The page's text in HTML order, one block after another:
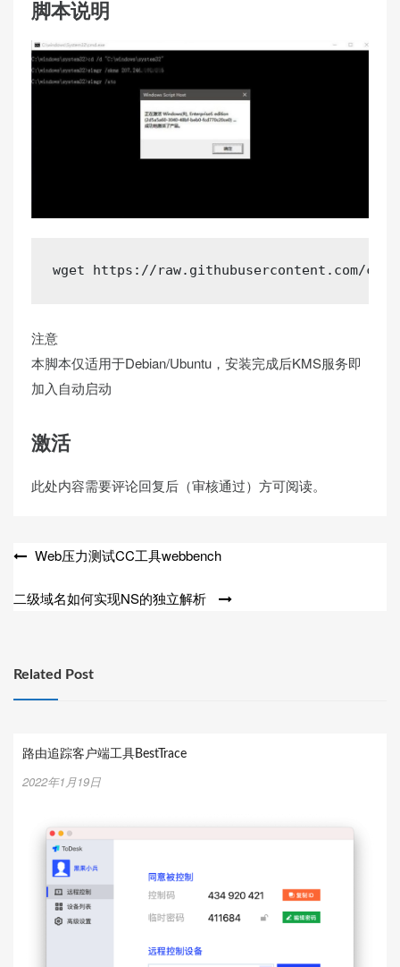
脚本说明
wget https://raw.githubusercontent.com/
注意
本脚本仅适用于Debian/Ubuntu，安装完成后KMS服务即
加入自动启动
激活
此处内容需要评论回复后（审核通过）方可阅读。
文
导
Web压力测试CC工具webbench
二级域名如何实现NS的独立解析
Related Post
路由追踪客户端工具BestTrace
2022年1月19日